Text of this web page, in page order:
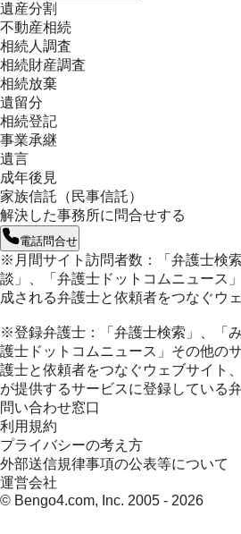
遺産分割
不動産相続
相続人調査
相続財産調査
相続放棄
遺留分
相続登記
事業承継
遺言
成年後見
家族信託（民事信託）
解決した事務所に問合せする
電話問合せ
※月間サイト訪問者数：「弁護士検
談」、「弁護士ドットコムニュース
成される弁護士と依頼者をつなぐウ
※登録弁護士：「弁護士検索」、「
護士ドットコムニュース」その他の
護士と依頼者をつなぐウェブサイト
が提供するサービスに登録している
問い合わせ窓口
利用規約
プライバシーの考え方
外部送信規律事項の公表等について
運営会社
© Bengo4.com, Inc. 2005 - 2026